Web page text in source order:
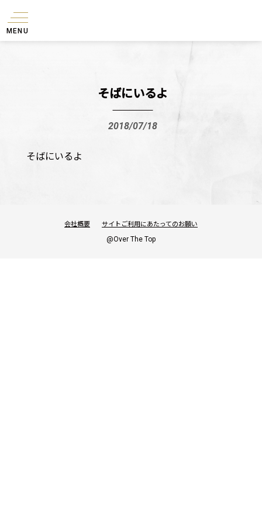
MENU
そばにいるよ
2018/07/18
そばにいるよ
会社概要 サイトご利用にあたってのお願い
@Over The Top